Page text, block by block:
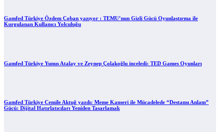
Gamfed Türkiye Özdem Çoban yazıyor : TEMU’nun Gizli Gücü Oyunlaştırma ile
Kurgulanan Kullanıcı Yolculuğu
Gamfed Türkiye Yunus Atalay ve Zeynep Çolakoğlu inceledi: TED Games Oyunları
Gamfed Türkiye Cemile Aktuğ yazdı: Meme Kanseri ile Mücadelede “Destansı Anlam”
Gücü: Dijital Hatırlatıcıları Yeniden Tasarlamak